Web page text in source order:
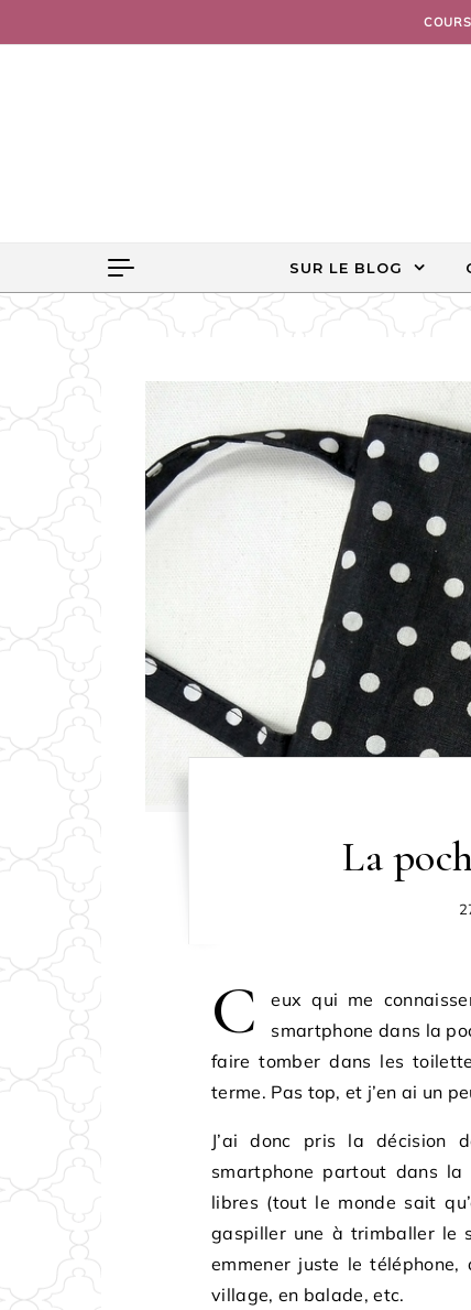
SUR LE BLOG
La
C
eux qui me
smartphone dans la
faire tomber dans les
terme. Pas top, et j’en ai un
J’ai donc pris la décision
smartphone partout dans
libres (tout le monde sait
gaspiller une à trimballer le
emmener juste le
village, en balade, etc.